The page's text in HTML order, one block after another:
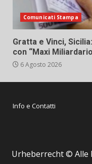
Comunicati Stampa
Gratta e Vinci,
con “Maxi
6 Agosto 2026
Info e Contatti
Urheberrecht © Alle